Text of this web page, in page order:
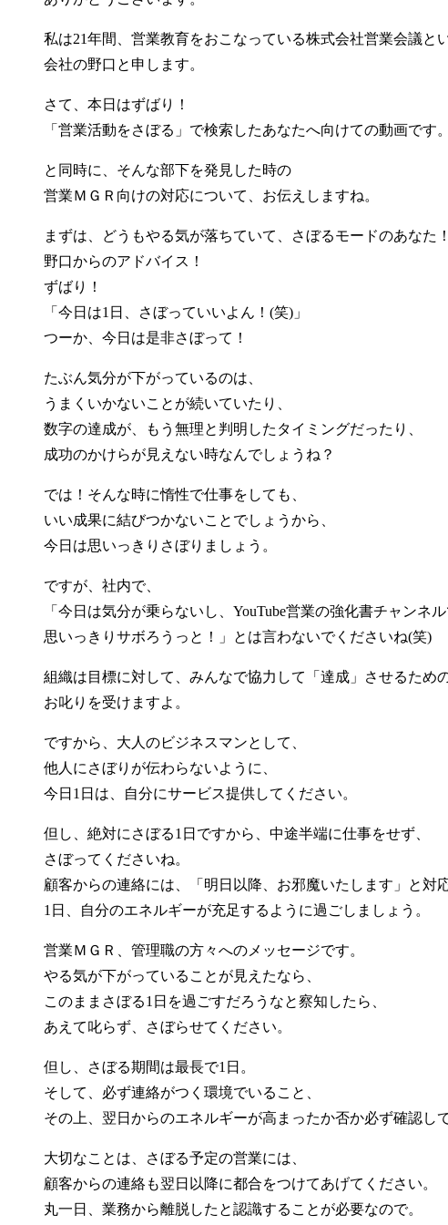
私は21年間、営業教育をおこなっている株式会社営業会議と
会社の野口と申します。
さて、本日はずばり！
「営業活動をさぼる」で検索したあなたへ向けての動画です。
と同時に、そんな部下を発見した時の
営業ＭＧＲ向けの対応について、お伝えしますね。
まずは、どうもやる気が落ちていて、さぼるモードのあなた
野口からのアドバイス！
ずばり！
「今日は1日、さぼっていいよん！(笑)」
つーか、今日は是非さぼって！
たぶん気分が下がっているのは、
うまくいかないことが続いていたり、
数字の達成が、もう無理と判明したタイミングだったり、
成功のかけらが見えない時なんでしょうね？
では！そんな時に惰性で仕事をしても、
いい成果に結びつかないことでしょうから、
今日は思いっきりさぼりましょう。
ですが、社内で、
「今日は気分が乗らないし、YouTube営業の強化書チャンネ
思いっきりサボろうっと！」とは言わないでくださいね(笑)
組織は目標に対して、みんなで協力して「達成」させるため
お叱りを受けますよ。
ですから、大人のビジネスマンとして、
他人にさぼりが伝わらないように、
今日1日は、自分にサービス提供してください。
但し、絶対にさぼる1日ですから、中途半端に仕事をせず、
さぼってくださいね。
顧客からの連絡には、「明日以降、お邪魔いたします」と対
1日、自分のエネルギーが充足するように過ごしましょう。
営業ＭＧＲ、管理職の方々へのメッセージです。
やる気が下がっていることが見えたなら、
このままさぼる1日を過ごすだろうなと察知したら、
あえて叱らず、さぼらせてください。
但し、さぼる期間は最長で1日。
そして、必ず連絡がつく環境でいること、
その上、翌日からのエネルギーが高まったか否か必ず確認し
大切なことは、さぼる予定の営業には、
顧客からの連絡も翌日以降に都合をつけてあげてください。
丸一日、業務から離脱したと認識することが必要なので。